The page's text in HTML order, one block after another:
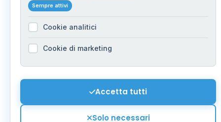
Sempre attivi
Cookie analitici
Cookie di marketing
Accetta tutti
Solo necessari